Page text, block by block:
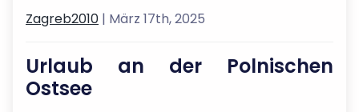
Zagreb2010 | März 17th, 2025
Urlaub an der Polnischen
Ostsee